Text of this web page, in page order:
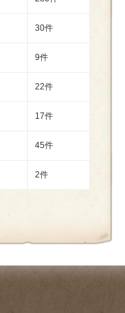
30件
9件
22件
17件
45件
2件